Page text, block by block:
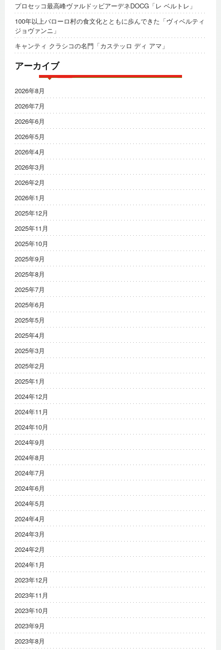
プロセッコ最高峰ヴァルドッビアーデネDOCG「レ ベルトレ」
100年以上バローロ村の食文化とともに歩んできた「ヴィベルティ
ジョヴァンニ」
キャンティ クラシコの名門「カステッロ ディ アマ」
アーカイブ
2026年8月
2026年7月
2026年6月
2026年5月
2026年4月
2026年3月
2026年2月
2026年1月
2025年12月
2025年11月
2025年10月
2025年9月
2025年8月
2025年7月
2025年6月
2025年5月
2025年4月
2025年3月
2025年2月
2025年1月
2024年12月
2024年11月
2024年10月
2024年9月
2024年8月
2024年7月
2024年6月
2024年5月
2024年4月
2024年3月
2024年2月
2024年1月
2023年12月
2023年11月
2023年10月
2023年9月
2023年8月